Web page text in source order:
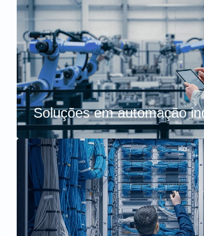
Soluções em automação